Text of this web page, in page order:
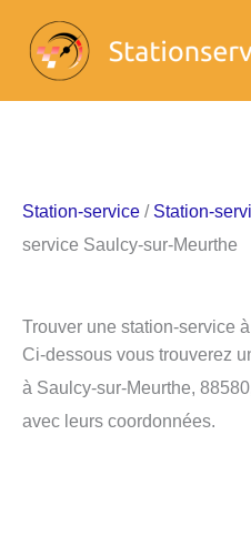
contenu
Station-service / Station-
service Saulcy-sur-Meurthe
Trouver une station-service
Ci-dessous vous trouverez
à Saulcy-sur-Meurthe,
avec leurs coordonnées.